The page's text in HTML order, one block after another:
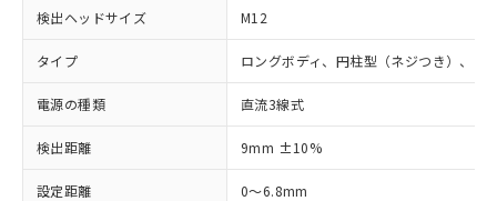
検出ヘッドサイズ M12
タイプ ロングボディ、円柱型（ネジつき）、シ
電源の種類 直流3線式
検出距離 9mm ±10%
設定距離 0～6.8mm